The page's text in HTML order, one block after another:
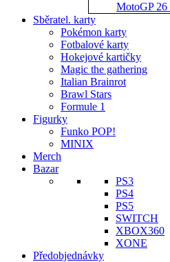
MotoGP 26
Sběratel. karty
Pokémon karty
Fotbalové karty
Hokejové kartičky
Magic the gathering
Italian Brainrot
Brawl Stars
Formule 1
Figurky
Funko POP!
MINIX
Merch
Bazar
PS3
PS4
PS5
SWITCH
XBOX360
XONE
Předobjednávky